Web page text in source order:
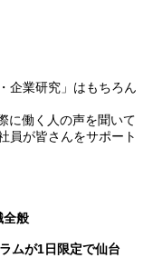
企業研究」はもちろん
に働く人の声を聞いて
員が皆さんをサポート
全般
ムが1日限定で仙台